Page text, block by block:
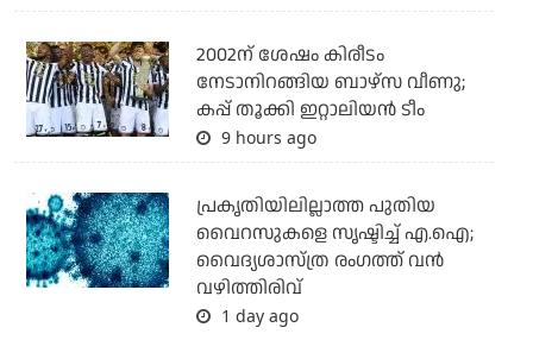
2002ന് ശേഷം കിരീടം
നേടാനിറങ്ങിയ ബാഴ്സ വീണു;
കപ്പ് തൂക്കി ഇറ്റാലിയൻ ടീം
9 hours ago
പ്രകൃതിയിലില്ലാത്ത പുതിയ
വൈറസുകളെ സൃഷ്ടിച്ച് എ.ഐ;
വൈദ്യശാസ്ത്ര രംഗത്ത് വന്‍
വഴിത്തിരിവ്
1 day ago